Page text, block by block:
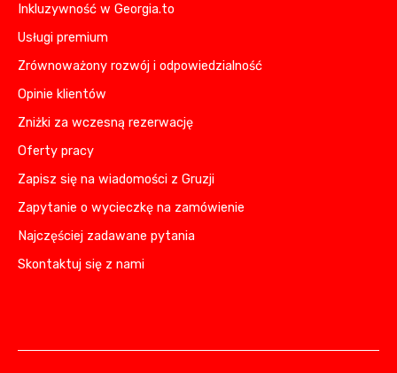
Inkluzywność w Georgia.to
Usługi premium
Zrównoważony rozwój i odpowiedzialność
Opinie klientów
Zniżki za wczesną rezerwację
Oferty pracy
Zapisz się na wiadomości z Gruzji
Zapytanie o wycieczkę na zamówienie
Najczęściej zadawane pytania
Skontaktuj się z nami